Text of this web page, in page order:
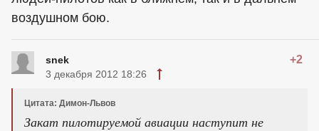
воздушном бою.
snek +2
3 декабря 2012 18:26
Цитата: Димон-Львов
Закат пилотируемой авиации наступит не